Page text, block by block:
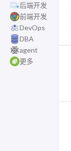
后端开发
前端开发
DevOps
DBA
agent
更多